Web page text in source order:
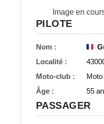
Image en
PILOTE
Nom :
Localité :
Moto-club :
Âge :
55
PASSAGER